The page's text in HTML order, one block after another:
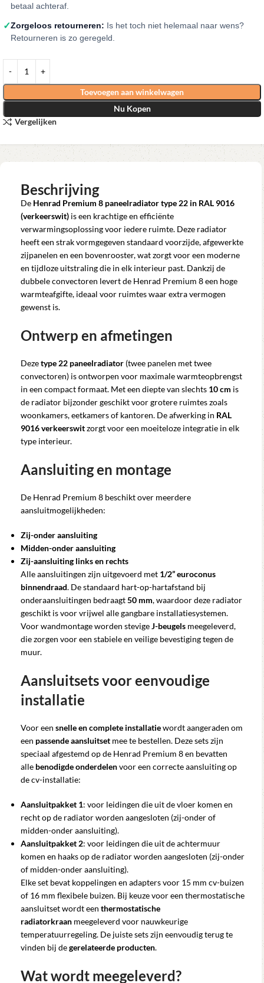
betaal achteraf.
✓Zorgeloos retourneren: Is het toch niet helemaal naar wens?
Retourneren is zo geregeld.
Toevoegen aan winkelwagen
Nu Kopen
Vergelijken
Beschrijving
De Henrad Premium 8 paneelradiator type 22 in RAL 9016
(verkeerswit) is een krachtige en efficiënte
verwarmingsoplossing voor iedere ruimte. Deze radiator
heeft een strak vormgegeven standaard voorzijde, afgewerkte
zijpanelen en een bovenrooster, wat zorgt voor een moderne
en tijdloze uitstraling die in elk interieur past. Dankzij de
dubbele convectoren levert de Henrad Premium 8 een hoge
warmteafgifte, ideaal voor ruimtes waar extra vermogen
gewenst is.
Ontwerp en afmetingen
Dezetype 22 paneelradiator (twee panelen met twee
convectoren) is ontworpen voor maximale warmteopbrengst
in een compact formaat. Met een diepte van slechts 10 cm is
de radiator bijzonder geschikt voor grotere ruimtes zoals
woonkamers, eetkamers of kantoren. De afwerking in RAL
9016 verkeerswitzorgt voor een moeiteloze integratie in elk
type interieur.
Aansluiting en montage
De Henrad Premium 8 beschikt over meerdere
aansluitmogelijkheden:
Zij-onder aansluiting
Midden-onder aansluiting
Zij-aansluiting links en rechts
Alle aansluitingen zijn uitgevoerd met 1/2” euroconus
binnendraad. De standaard hart-op-hartafstand bij
onderaansluitingen bedraagt50 mm, waardoor deze radiator
geschikt is voor vrijwel alle gangbare installatiesystemen.
Voor wandmontage worden stevigeJ-beugels meegeleverd,
die zorgen voor een stabiele en veilige bevestiging tegen de
muur.
Aansluitsets voor eenvoudige
installatie
Voor een snelle en complete installatiewordt aangeraden om
een passende aansluitset mee te bestellen. Deze sets zijn
speciaal afgestemd op de Henrad Premium 8 en bevatten
alle benodigde onderdelenvoor een correcte aansluiting op
de cv-installatie:
Aansluitpakket 1: voor leidingen die uit de vloer komen en
recht op de radiator worden aangesloten (zij-onder of
midden-onder aansluiting).
Aansluitpakket 2: voor leidingen die uit de achtermuur
komen en haaks op de radiator worden aangesloten (zij-onder
of midden-onder aansluiting).
Elke set bevat koppelingen en adapters voor 15 mm cv-buizen
of 16 mm flexibele buizen. Bij keuze voor een thermostatische
aansluitset wordt een thermostatische
radiatorkraan meegeleverd voor nauwkeurige
temperatuurregeling. De juiste sets zijn eenvoudig terug te
vinden bij degerelateerde producten.
Wat wordt meegeleverd?